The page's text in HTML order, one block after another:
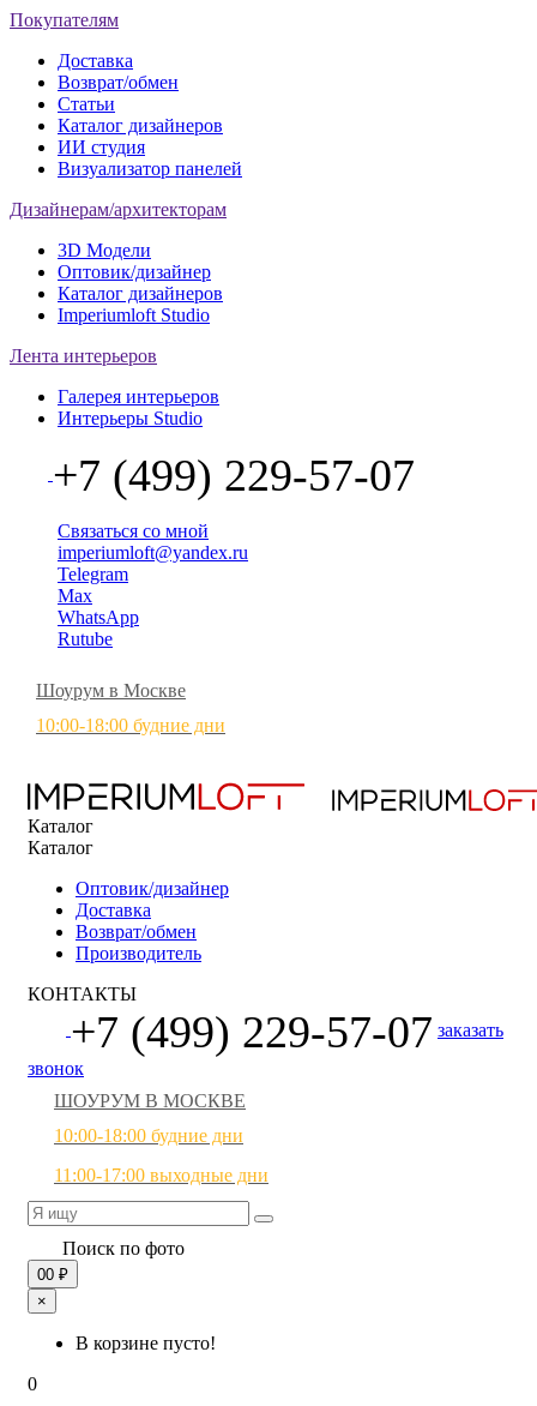
Покупателям
Доставка
Возврат/обмен
Статьи
Каталог дизайнеров
ИИ студия
Визуализатор панелей
Дизайнерам/архитекторам
3D Модели
Оптовик/дизайнер
Каталог дизайнеров
Imperiumloft Studio
Лента интерьеров
Галерея интерьеров
Интерьеры Studio
+7 (499) 229-57-07
Связаться со мной
imperiumloft@yandex.ru
Telegram
Max
WhatsApp
Rutube
Шоурум в Москве
10:00-18:00 будние дни
Каталог
Каталог
Оптовик/дизайнер
Доставка
Возврат/обмен
Производитель
КОНТАКТЫ
+7 (499) 229-57-07 заказать
звонок
ШОУРУМ В МОСКВЕ
10:00-18:00 будние дни
11:00-17:00 выходные дни
Поиск по фото
00 ₽
×
В корзине пусто!
0